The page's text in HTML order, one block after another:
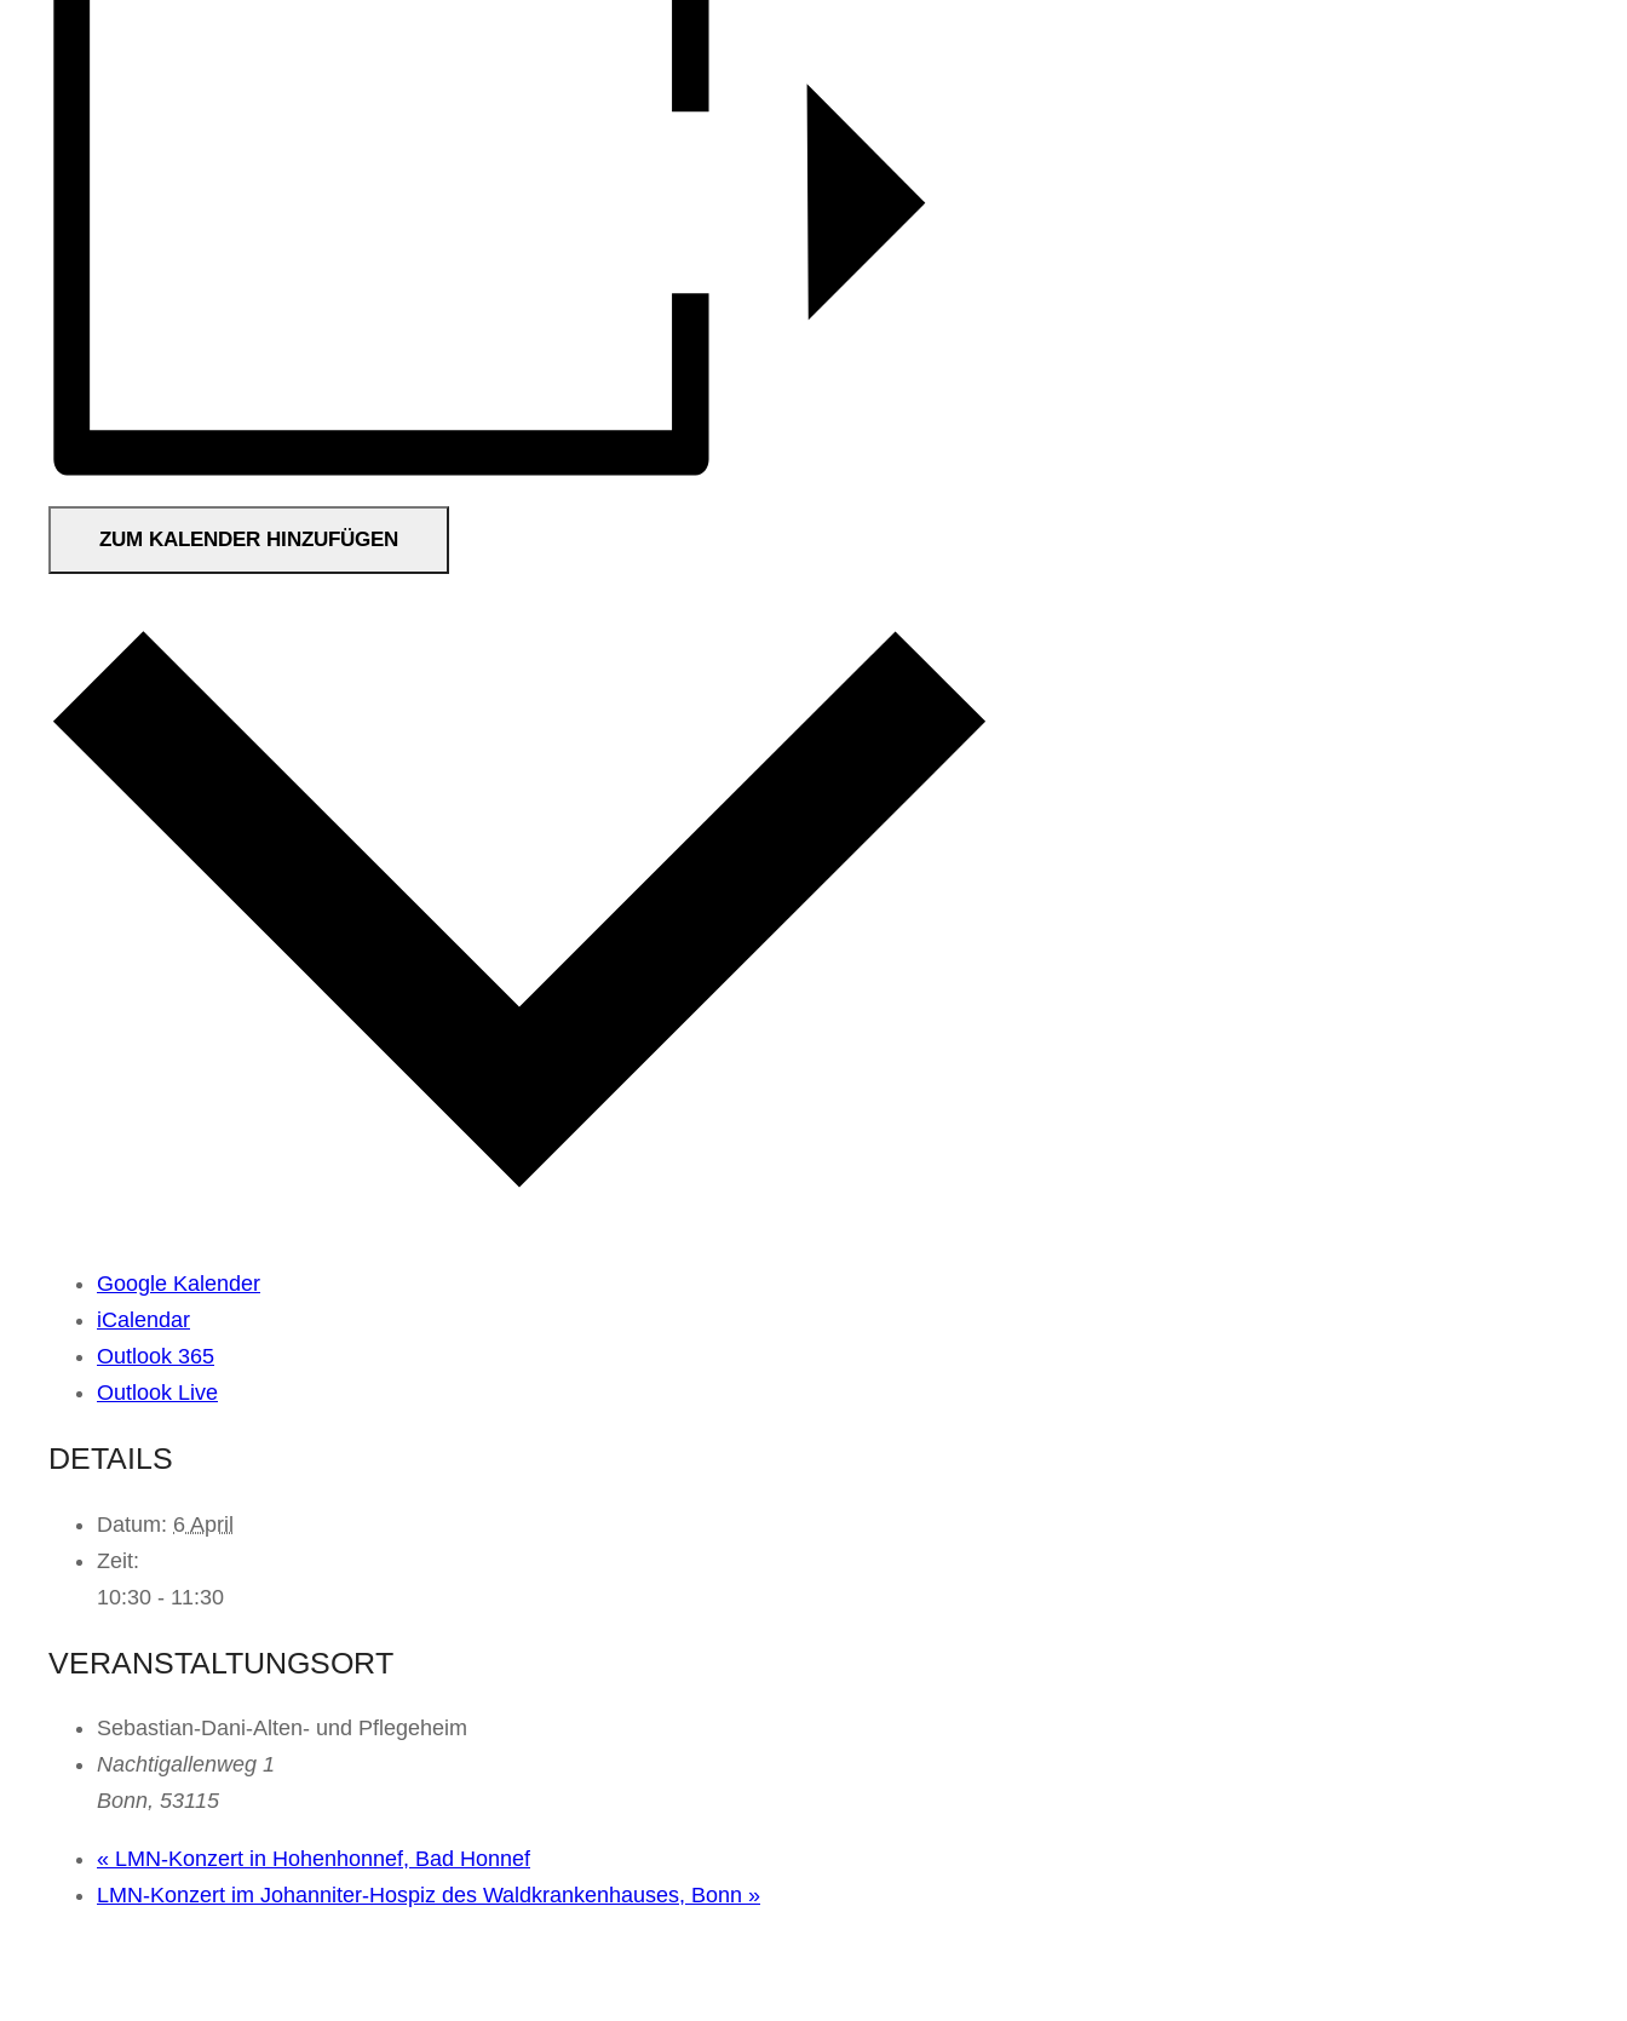
ZUM KALENDER HINZUFÜGEN
Google Kalender
iCalendar
Outlook 365
Outlook Live
DETAILS
Datum: 6 April
Zeit:
10:30 - 11:30
VERANSTALTUNGSORT
Sebastian-Dani-Alten- und Pflegeheim
Nachtigallenweg 1
Bonn, 53115
« LMN-Konzert in Hohenhonnef, Bad Honnef
LMN-Konzert im Johanniter-Hospiz des Waldkrankenhauses, Bonn »